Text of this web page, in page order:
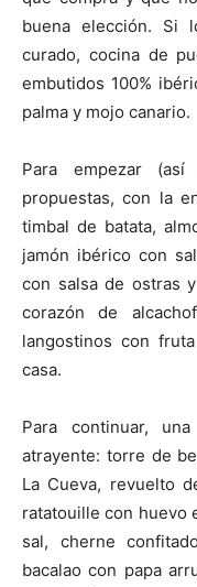
buena elección. Si
curado, cocina de
embutidos 100%
palma y mojo canario.
Para empezar
propuestas, con la
timbal de batata,
jamón ibérico con
con salsa de ostras
corazón de
langostinos con
casa.
Para continuar,
atrayente: torre de
La Cueva, revuelto
ratatouille con huevo
sal, cherne
bacalao con papa